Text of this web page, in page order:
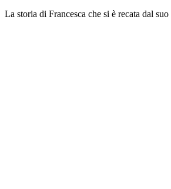
La storia di Francesca che si è recata dal